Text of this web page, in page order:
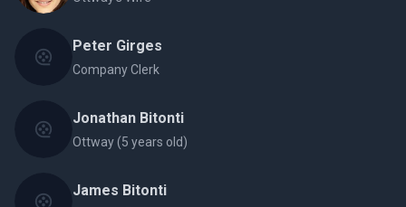
Peter Girges
Company Clerk
Jonathan Bitonti
Ottway (5 years old)
James Bitonti